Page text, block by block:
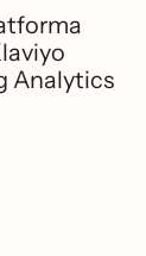
Analytics